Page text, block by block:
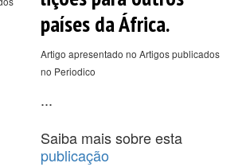
países da África.
Artigo apresentado no Artigos publicados
no Periodico
...
Saiba mais sobre esta
publicação